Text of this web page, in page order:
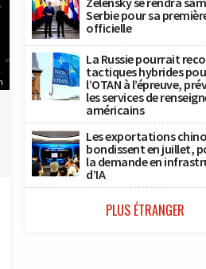
Serbie pour sa
officielle
La Russie pourrait
tactiques hybrides
l’OTAN à l’épreuve,
les services de
américains
Les exportations
bondissent en juillet,
la demande en
d’IA
PLUS ÉTRANGER